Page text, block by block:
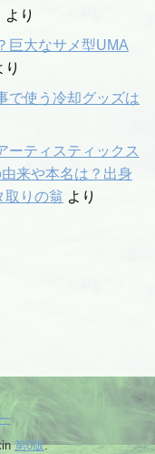
より
巨大なサメ型UMA
り
で使う冷却グッズは
ーティスティックス
来や本名は？出身
取りの翁 より
第0版.